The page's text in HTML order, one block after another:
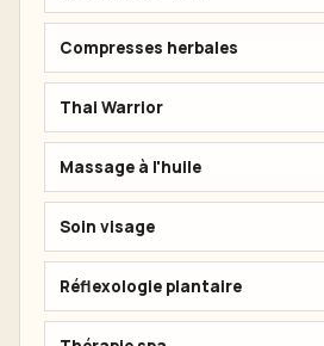
Compresses herbales
Thai Warrior
Massage à l'huile
Soin visage
Réflexologie plantaire